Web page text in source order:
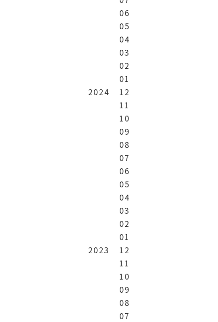
06
05
04
03
02
01
2024
12
11
10
09
08
07
06
05
04
03
02
01
2023
12
11
10
09
08
07